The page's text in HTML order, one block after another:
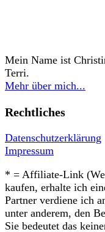
Mein Name ist
Terri.
Mehr über mich...
Rechtliches
Datenschutzerklärung
Impressum
* = Affiliate-Link
kaufen, erhalte ich
Partner verdiene ich
unter anderem, den
Sie bedeutet das